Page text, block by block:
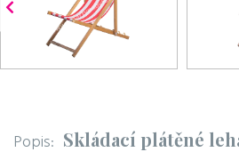
Popis: Skládací plátěné